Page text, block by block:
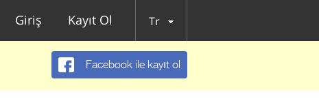
Giriş Kayıt Ol Tr
Facebook ile kayıt ol